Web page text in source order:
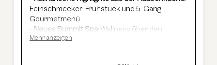
Feinschmecker-Frühstück und 5-Gang
Gourmetmenü
Neues Summit Spa:Wellness über den
Dächern von Sölden mit Infinity-Pool, Saunen
Mehr anzeigen